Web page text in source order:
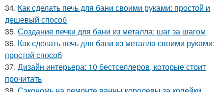
34. Как сделать печь для бани своими руками: простой и
дешевый способ
35. Создание печки для бани из металла: шаг за шагом
36. Как сделать печь для бани из металла своими руками:
простой способ
37. Дизайн интерьера: 10 бестселлеров, которые стоит
прочитать